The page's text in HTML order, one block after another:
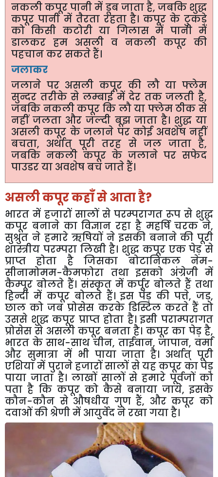
नकलीकपूरपानीमें डूबजाताहै, जबकि शुद्ध
कपूर पानी में तैरता रहता है। कपूर के टुकड़े
को किसी कटोरी या गिलास में पानी में
डालकर हम असली व नकली कपूर की
पहचानकरसकतेहैं।
जलाकर
जलाने पर असली कपूर की लौ या फ्लेम
सुन्दर तरीके से लम्बाई में देर तक जलती है,
जबकि नकली कपूर कि लौ या फ्लेम ठीक से
नहीं जलता और जल्दी बूझ जाता है। शुद्ध या
असली कपूर के जलाने पर कोई अवशेष नहीं
बचता, अर्थात् पूरी तरह से जल जाता है,
जबकि नकली कपूर के जलाने पर सफेद
पाउडरया अवशेषबचजातेहैं।
असलीकपूरकहाँसेआताहै?
भारत में हजारों सालों से परम्परागत रूप से शुद्ध
कपूर बनाने का विज्ञान रहा है महर्षि चरक ने,
सुश्रुत ने हमारे ऋषियों ने इसकी बनाने की पूरी
शास्त्रीय परम्परा लिखी है। शुद्ध कपूर एक पेड़ से
प्राप्त
होता है जिसका बोटानिकल नेम-
सीनामोमम-कैमफोरा तथा इसको अंग्रेजी में
कैम्पूर बोलते हैं। संस्कृत में कर्पूर बोलते हैं तथा
हिन्दी में कपूर बोलते हैं। इस पेड़ की पत्ते,जड़,
छाल को जब प्रोसेस करके डिस्टिल करते हैं तो
उससे शुद्ध कपूर प्राप्त होता है। इसी पराम्परागत
प्रोसेस से असली कपूर बनता है। कपूर का पेड़ है,
भारत के साथ-साथ चीन, ताईवान,जापान,वर्मा
और सुमात्रा में भी पाया जाता है। अर्थात् पूरी
एशियामें पुरानेहजारोंसालों सेयहकपूर कापेड़
पाया जाता है। लाखों सालों से हमारे पूर्वजों को
पता है कि कपूर को कैसे बनाया जाये,इसके
कौन-कौन से औषधीय गुण हैं, और कपूर को
दवाओंकीश्रेणीमें आयुर्वेदनेरखागयाहै।